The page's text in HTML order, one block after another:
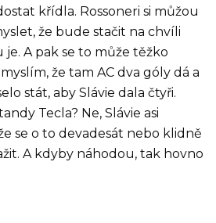
křídla. Rossoneri si můžou
že bude stačit na chvíli
A pak se to může těžko
že tam AC dva góly dá a
stát, aby Slávie dala čtyři.
Tecla? Ne, Slávie asi
se o to devadesát nebo klidně
A kdyby náhodou, tak hovno